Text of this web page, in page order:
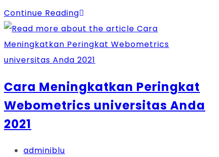
Continue Reading
Cara Meningkatkan Peringkat
Webometrics universitas Anda
2021
adminiblu